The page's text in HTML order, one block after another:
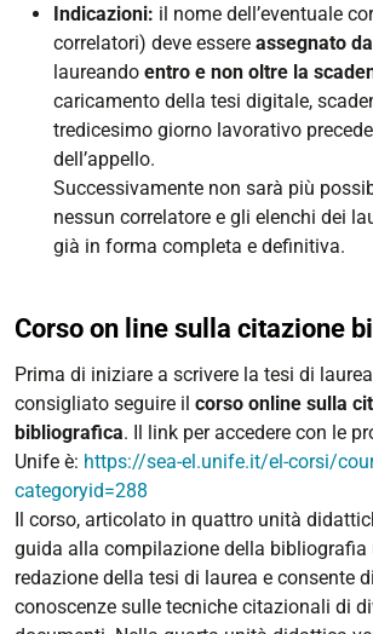
Indicazioni: il nome dell’eventuale
correlatori) deve essere assegnato
laureando entro e non oltre la
caricamento della tesi digitale,
tredicesimo giorno lavorativo
dell’appello.
Successivamente non sarà più
nessun correlatore e gli elenchi dei
già in forma completa e definitiva.
Corso on line sulla citazione
Prima di iniziare a scrivere la tesi di
consigliato seguire il corso online sulla
bibliografica. Il link per accedere con le
Unife è: https://sea-el.unife.it/el-corsi/
categoryid=288
Il corso, articolato in quattro unità
guida alla compilazione della bibliografia
redazione della tesi di laurea e consente
conoscenze sulle tecniche citazionali di